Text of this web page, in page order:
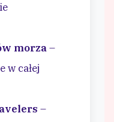
morza–
w całej
–